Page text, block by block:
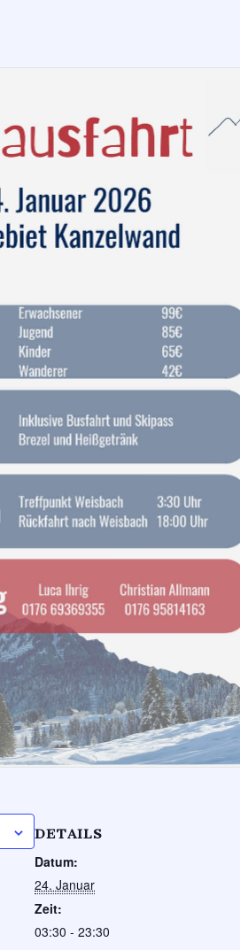
DETAILS
Datum:
24. Januar
Zeit:
03:30 - 23:30